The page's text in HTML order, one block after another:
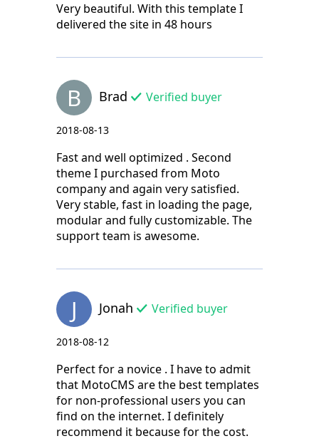
Very beautiful. With this template I
delivered the site in 48 hours
B Brad Verified buyer
2018-08-13
Fast and well optimized . Second
theme I purchased from Moto
company and again very satisfied.
Very stable, fast in loading the page,
modular and fully customizable. The
support team is awesome.
J Jonah Verified buyer
2018-08-12
Perfect for a novice . I have to admit
that MotoCMS are the best templates
for non-professional users you can
find on the internet. I definitely
recommend it because for the cost.